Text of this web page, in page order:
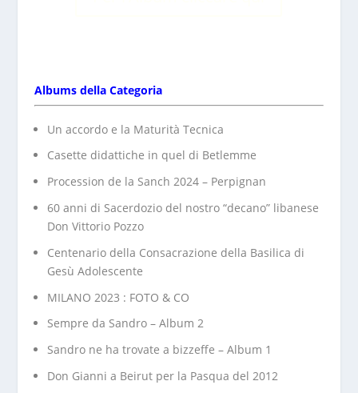
Albums della Categoria
Un accordo e la Maturità Tecnica
Casette didattiche in quel di Betlemme
Procession de la Sanch 2024 – Perpignan
60 anni di Sacerdozio del nostro “decano” libanese
Don Vittorio Pozzo
Centenario della Consacrazione della Basilica di
Gesù Adolescente
MILANO 2023 : FOTO & CO
Sempre da Sandro – Album 2
Sandro ne ha trovate a bizzeffe – Album 1
Don Gianni a Beirut per la Pasqua del 2012